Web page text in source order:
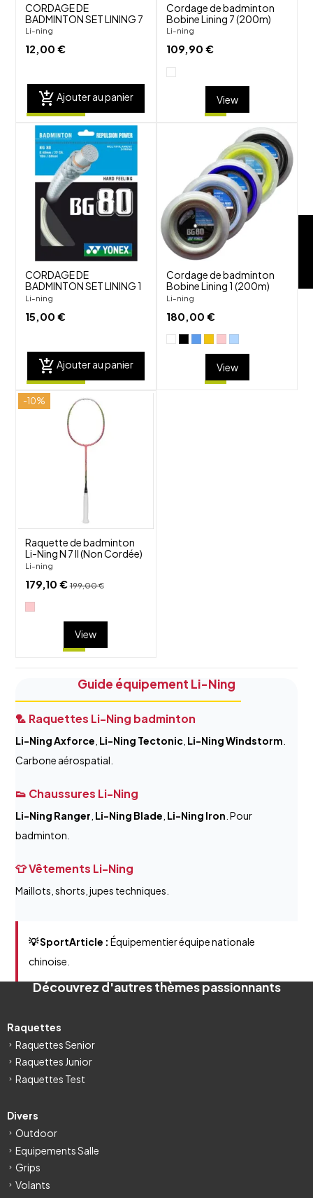
CORDAGE DE
BADMINTON SET LINING 7
Li-ning
12,00 €
add_shopping_cart Ajouter au panier
Cordage de badminton
Bobine Lining 7 (200m)
Li-ning
109,90 €
View
shuffle
favorite_border
visibility
CORDAGE DE
BADMINTON SET LINING 1
Li-ning
15,00 €
add_shopping_cart Ajouter au panier
shuffle
favorite_border
Cordage de badminton
Bobine Lining 1 (200m)
Li-ning
180,00 €
View
-10%
Raquette de badminton
Li-Ning N 7 II (Non Cordée)
Li-ning
179,10 €199,00 €
View
Guide équipement Li-Ning
🏸 Raquettes Li-Ning badminton
Li-Ning Axforce Li-Ning Tectonic, Li-Ning Windstorm
Carbone aérospatial.
👟 Chaussures Li-Ning
Li-Ning Ranger Li-Ning Blade Li-Ning Iron . Pour
badminton.
👕 Vêtements Li-Ning
Maillots, shorts, jupes techniques.
💡 SportArticle : Équipementier équipe nationale
chinoise.
Découvrez d'autres thèmes passionnants
Raquettes
Raquettes Senior
Raquettes Junior
Raquettes Test
Divers
Outdoor
Equipements Salle
Grips
Volants